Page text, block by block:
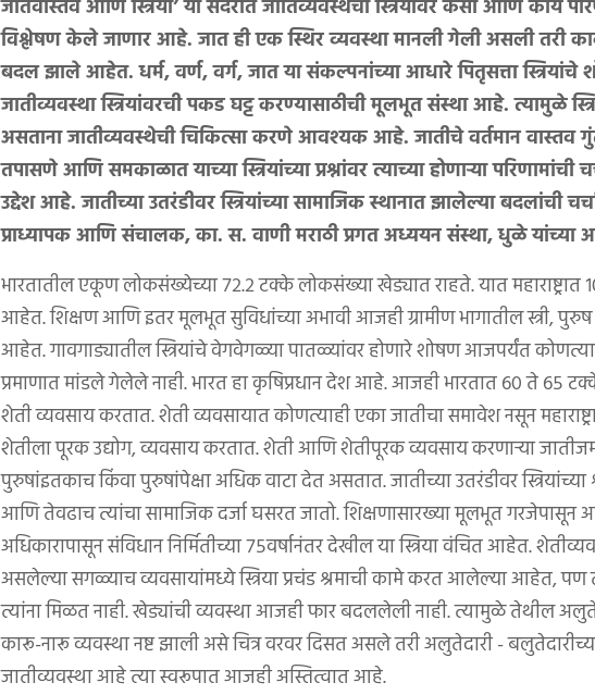
जातवास्तव आणि स्त्रिया’ या सदरात जातिव्यवस्थेचा स्त्रियांवर कसा आणि काय
विश्लेषण केले जाणार आहे. जात ही एक स्थिर व्यवस्था मानली गेली असली तरी
बदल झाले आहेत. धर्म, वर्ण, वर्ग, जात या संकल्पनांच्या आधारे पितृसत्ता
जातीव्यवस्था स्त्रियांवरची पकड घट्ट करण्यासाठीची मूलभूत संस्था आहे. त्यामुळे
असताना जातीव्यवस्थेची चिकित्सा करणे आवश्यक आहे. जातीचे वर्तमान वास्तव
तपासणे आणि समकाळात याच्या स्त्रियांच्या प्रश्नांवर त्याच्या होणाऱ्या परिणामांची
उद्देश आहे. जातीच्या उतरंडीवर स्त्रियांच्या सामाजिक स्थानात झालेल्या बदलांची
प्राध्यापक आणि संचालक, का. स. वाणी मराठी प्रगत अध्ययन संस्था, धुळे यांच्या
भारतातील एकूण लोकसंख्येच्या ७२.२ टक्के लोकसंख्या खेड्यात राहते. यात महाराष्ट्रात
आहेत. शिक्षण आणि इतर मूलभूत सुविधांच्या अभावी आजही ग्रामीण भागातील स्त्री,
आहेत. गावगाड्यातील स्त्रियांचे वेगवेगळ्या पातळ्यांवर होणारे शोषण आजपर्यंत
प्रमाणात मांडले गेलेले नाही. भारत हा कृषिप्रधान देश आहे. आजही भारतात ६० ते ६५
शेती व्यवसाय करतात. शेती व्यवसायात कोणत्याही एका जातीचा समावेश नसून
शेतीला पूरक उद्योग, व्यवसाय करतात. शेती आणि शेतीपूरक व्यवसाय करणाऱ्या
पुरुषांइतकाच किंवा पुरुषांपेक्षा अधिक वाटा देत असतात. जातीच्या उतरंडीवर स्त्रियांच्या
आणि तेवढाच त्यांचा सामाजिक दर्जा घसरत जातो. शिक्षणासारख्या मूलभूत गरजेपासून
अधिकारापासून संविधान निर्मितीच्या ७५वर्षानंतर देखील या स्त्रिया वंचित आहेत.
असलेल्या सगळ्याच व्यवसायांमध्ये स्त्रिया प्रचंड श्रमाची कामे करत आलेल्या आहेत, पण
त्यांना मिळत नाही. खेड्यांची व्यवस्था आजही फार बदललेली नाही. त्यामुळे तेथील
कारू-नारू व्यवस्था नष्ट झाली असे चित्र वरवर दिसत असले तरी अलुतेदारी -
जातीव्यवस्था आहे त्या स्वरूपात आजही अस्तित्वात आहे.